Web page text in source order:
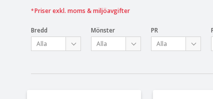
Priser exkl. moms & miljöavgifter
Bredd Mönster PR